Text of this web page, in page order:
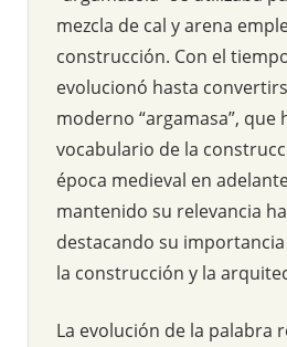
mezcla de cal y arena
construcción. Con el
evolucionó hasta
moderno “argamasa”, que
vocabulario de la
época medieval en
mantenido su relevancia
destacando su
la construcción y la
La evolución de la palabra